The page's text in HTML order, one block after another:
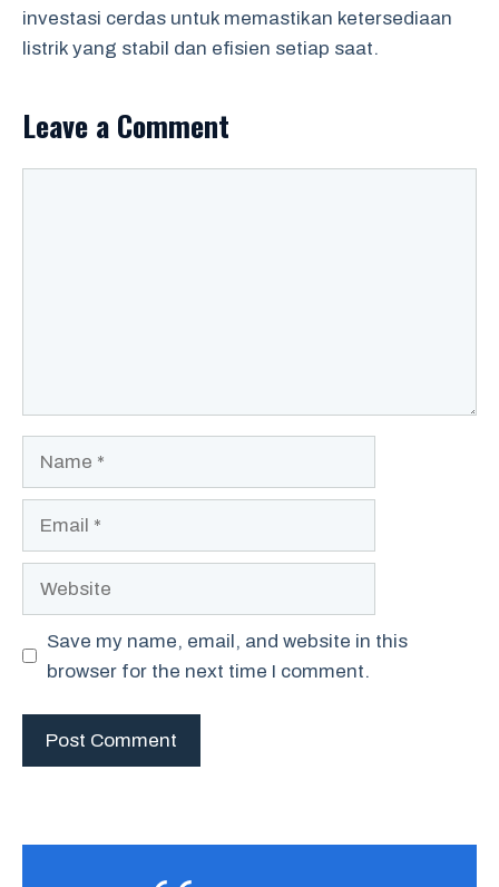
investasi cerdas untuk memastikan ketersediaan
listrik yang stabil dan efisien setiap saat.
Leave a Comment
Save my name, email, and website in this
browser for the next time I comment.